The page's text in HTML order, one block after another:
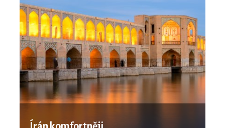
Írán komfortněji